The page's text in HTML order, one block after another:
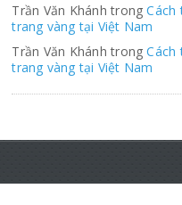
Trần Văn Khánh trongCách
trang vàng tại Việt Nam
Trần Văn Khánh trongCách
trang vàng tại Việt Nam